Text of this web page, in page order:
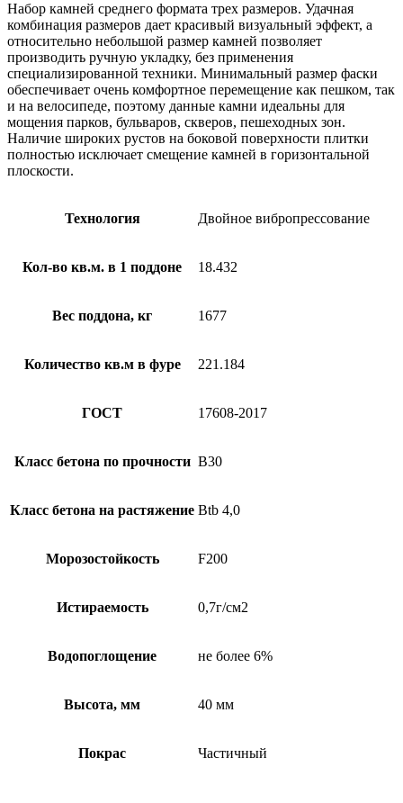
Набор камней среднего формата трех размеров. Удачная
комбинация размеров дает красивый визуальный эффект, а
относительно небольшой размер камней позволяет
производить ручную укладку, без применения
специализированной техники. Минимальный размер фаски
обеспечивает очень комфортное перемещение как пешком, так
и на велосипеде, поэтому данные камни идеальны для
мощения парков, бульваров, скверов, пешеходных зон.
Наличие широких рустов на боковой поверхности плитки
полностью исключает смещение камней в горизонтальной
плоскости.
Технология Двойное вибропрессование
Кол-во кв.м. в 1 поддоне 18.432
Вес поддона, кг 1677
Количество кв.м в фуре 221.184
ГОСТ 17608-2017
Класс бетона по прочности B30
Класс бетона на растяжение Btb 4,0
Морозостойкость F200
Истираемость 0,7г/см2
Водопоглощение не более 6%
Высота, мм 40 мм
Покрас Частичный